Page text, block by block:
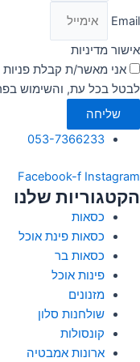
Email
אישור מדיניות
אני מאשר/ת קבלת פניות
לבטל בכל עת, והשימוש
שליחה
053-7366233
Facebook-f Instagram
הקטגוריות שלנו
כסאות
כסאות פינת אוכל
כסאות בר
פינות אוכל
מזנונים
שולחנות סלון
קונסולות
ארונות אמבטיה